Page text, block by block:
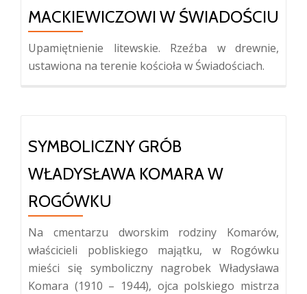
MACKIEWICZOWI W ŚWIADOŚCIU
Upamiętnienie litewskie. Rzeźba w drewnie,
ustawiona na terenie kościoła w Świadościach.
SYMBOLICZNY GRÓB
WŁADYSŁAWA KOMARA W
ROGÓWKU
Na cmentarzu dworskim rodziny Komarów,
właścicieli pobliskiego majątku, w Rogówku
mieści się symboliczny nagrobek Władysława
Komara (1910 – 1944), ojca polskiego mistrza